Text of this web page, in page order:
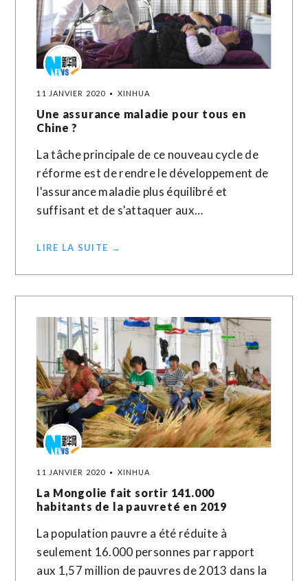
11 JANVIER 2020 XINHUA
Une assurance maladie pour tous en
Chine ?
La tâche principale de ce nouveau cycle de
réforme est de rendre le développement de
l'assurance maladie plus équilibré et
suffisant et de s'attaquer aux…
LIRE LA SUITE →
11 JANVIER 2020 XINHUA
La Mongolie fait sortir 141.000
habitants de la pauvreté en 2019
La population pauvre a été réduite à
seulement 16.000 personnes par rapport
aux 1,57 million de pauvres de 2013 dans la